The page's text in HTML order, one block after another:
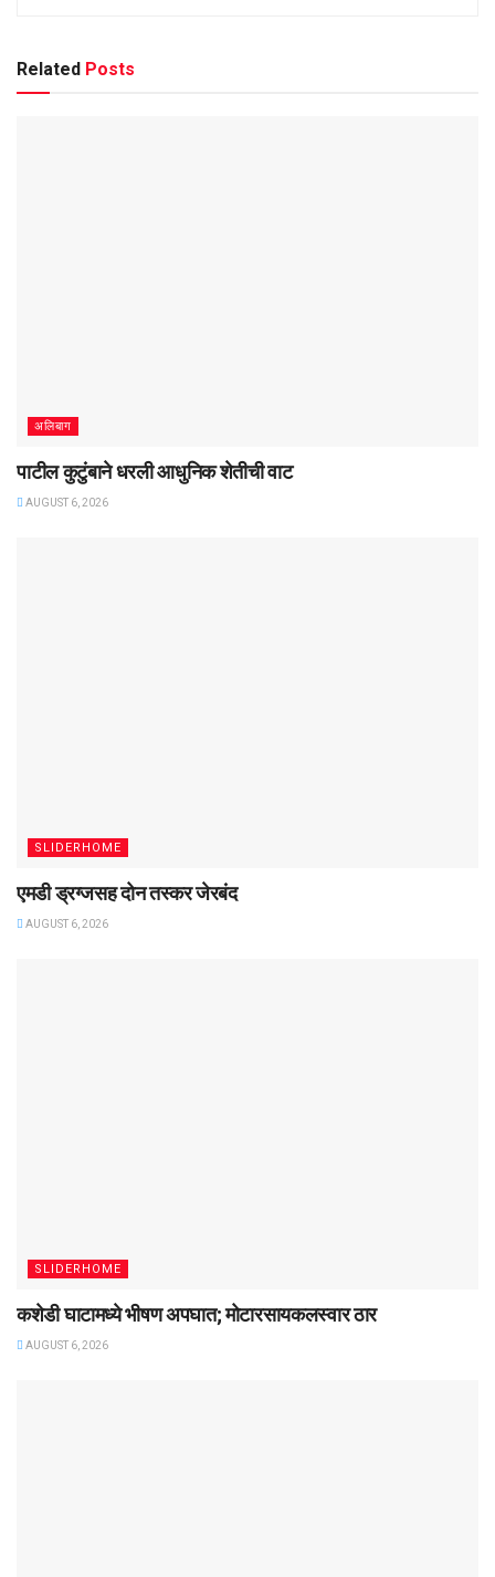
Related Posts
अलिबाग
पाटील कुटुंबाने धरली आधुनिक शेतीची वाट
AUGUST 6, 2026
SLIDERHOME
एमडी ड्रग्जसह दोन तस्कर जेरबंद
AUGUST 6, 2026
SLIDERHOME
कशेडी घाटामध्ये भीषण अपघात; मोटारसायकलस्वार ठार
AUGUST 6, 2026